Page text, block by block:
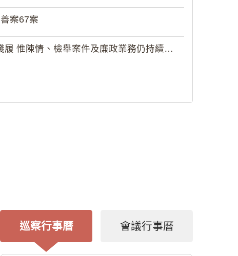
案67案
陳情、檢舉案件及廉政業務仍持續受理
巡察行事曆 會議行事曆